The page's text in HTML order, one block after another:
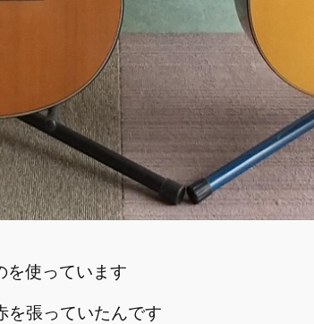
を使っています
を張っていたんです